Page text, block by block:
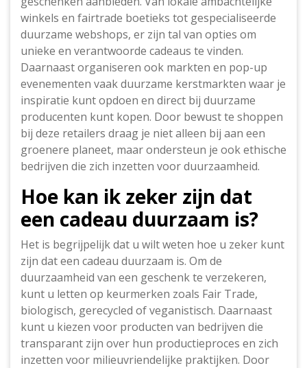
winkels en fairtrade boetieks tot gespecialiseerde
duurzame webshops, er zijn tal van opties om
unieke en verantwoorde cadeaus te vinden.
Daarnaast organiseren ook markten en pop-up
evenementen vaak duurzame kerstmarkten waar je
inspiratie kunt opdoen en direct bij duurzame
producenten kunt kopen. Door bewust te shoppen
bij deze retailers draag je niet alleen bij aan een
groenere planeet, maar ondersteun je ook ethische
bedrijven die zich inzetten voor duurzaamheid.
Hoe kan ik zeker zijn dat
een cadeau duurzaam is?
Het is begrijpelijk dat u wilt weten hoe u zeker kunt
zijn dat een cadeau duurzaam is. Om de
duurzaamheid van een geschenk te verzekeren,
kunt u letten op keurmerken zoals Fair Trade,
biologisch, gerecycled of veganistisch. Daarnaast
kunt u kiezen voor producten van bedrijven die
transparant zijn over hun productieproces en zich
inzetten voor milieuvriendelijke praktijken. Door